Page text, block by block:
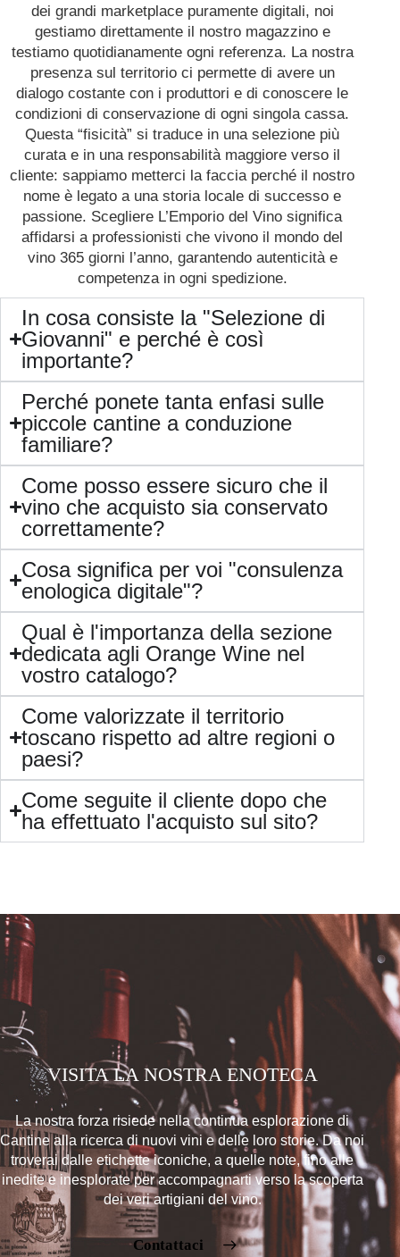
dei grandi marketplace puramente digitali, noi
gestiamo direttamente il nostro magazzino e
testiamo quotidianamente ogni referenza. La nostra
presenza sul territorio ci permette di avere un
dialogo costante con i produttori e di conoscere le
condizioni di conservazione di ogni singola cassa.
Questa “fisicità” si traduce in una selezione più
curata e in una responsabilità maggiore verso il
cliente: sappiamo metterci la faccia perché il nostro
nome è legato a una storia locale di successo e
passione. Scegliere L’Emporio del Vino significa
affidarsi a professionisti che vivono il mondo del
vino 365 giorni l’anno, garantendo autenticità e
competenza in ogni spedizione.
In cosa consiste la "Selezione di
Giovanni" e perché è così
importante?
Perché ponete tanta enfasi sulle
piccole cantine a conduzione
familiare?
Come posso essere sicuro che il
vino che acquisto sia conservato
correttamente?
Cosa significa per voi "consulenza
enologica digitale"?
Qual è l'importanza della sezione
dedicata agli Orange Wine nel
vostro catalogo?
Come valorizzate il territorio
toscano rispetto ad altre regioni o
paesi?
Come seguite il cliente dopo che
ha effettuato l'acquisto sul sito?
VISITA LA NOSTRA ENOTECA
La nostra forza risiede nella continua esplorazione di
Cantine alla ricerca di nuovi vini e delle loro storie. Da noi
troverai dalle etichette iconiche, a quelle note, fino alle
inedite e inesplorate per accompagnarti verso la scoperta
dei veri artigiani del vino.
Contattaci